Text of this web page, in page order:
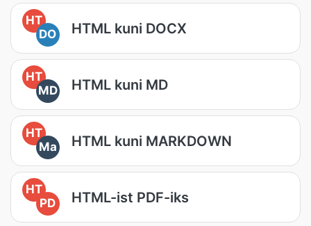
HT
DO
HTML kuni DOCX
HT
MD
HTML kuni MD
HT
Ma
HTML kuni MARKDOWN
HT
PD
HTML-ist PDF-iks